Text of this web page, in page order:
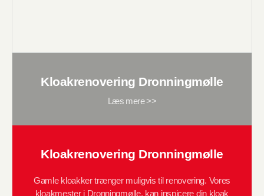
Kloakrenovering Dronningmølle
Læs mere >>
Kloakrenovering Dronningmølle
Gamle kloakker trænger muligvis til renovering. Vores
kloakmester i Dronningmølle, kan inspicere din kloak